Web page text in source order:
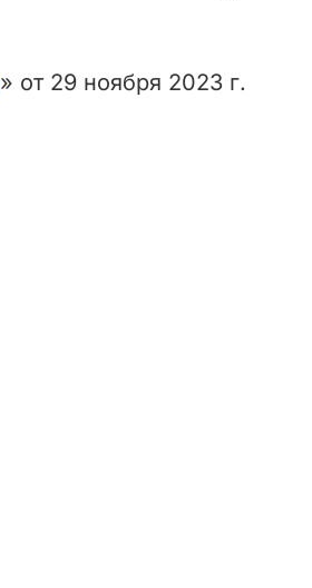
» от 29 ноября 2023 г.